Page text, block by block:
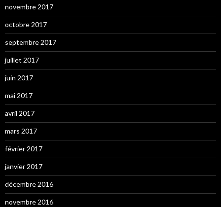
novembre 2017
octobre 2017
septembre 2017
juillet 2017
juin 2017
mai 2017
avril 2017
mars 2017
février 2017
janvier 2017
décembre 2016
novembre 2016